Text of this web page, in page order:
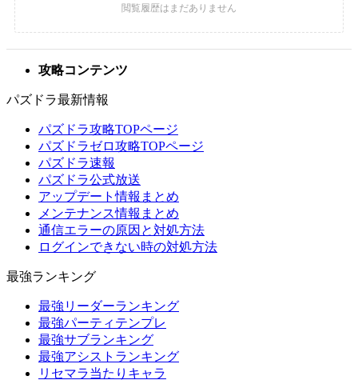
攻略コンテンツ
パズドラ最新情報
パズドラ攻略TOPページ
パズドラゼロ攻略TOPページ
パズドラ速報
パズドラ公式放送
アップデート情報まとめ
メンテナンス情報まとめ
通信エラーの原因と対処方法
ログインできない時の対処方法
最強ランキング
最強リーダーランキング
最強パーティテンプレ
最強サブランキング
最強アシストランキング
リセマラ当たりキャラ